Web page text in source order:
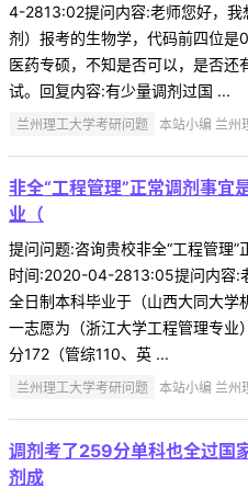
4-2813:02提问内容:老师您好，我
剂）报考的生物学，代码前四位
医药专硕，不知是否可以，是否还
试。回复内容:有少量调剂过国 ...
兰州理工大学考研问题 本站小编 兰
非全“工程管理”正常调剂事宜
业（
提问问题:咨询贵校非全“工程管理
时间:2020-04-2813:05提问内容:
全日制本科毕业于（山西大同大学
一志愿为（浙江大学工程管理专业
分172（管综110、英 ...
兰州理工大学考研问题 本站小编 兰
调剂考了259分单科也全过国
剂成